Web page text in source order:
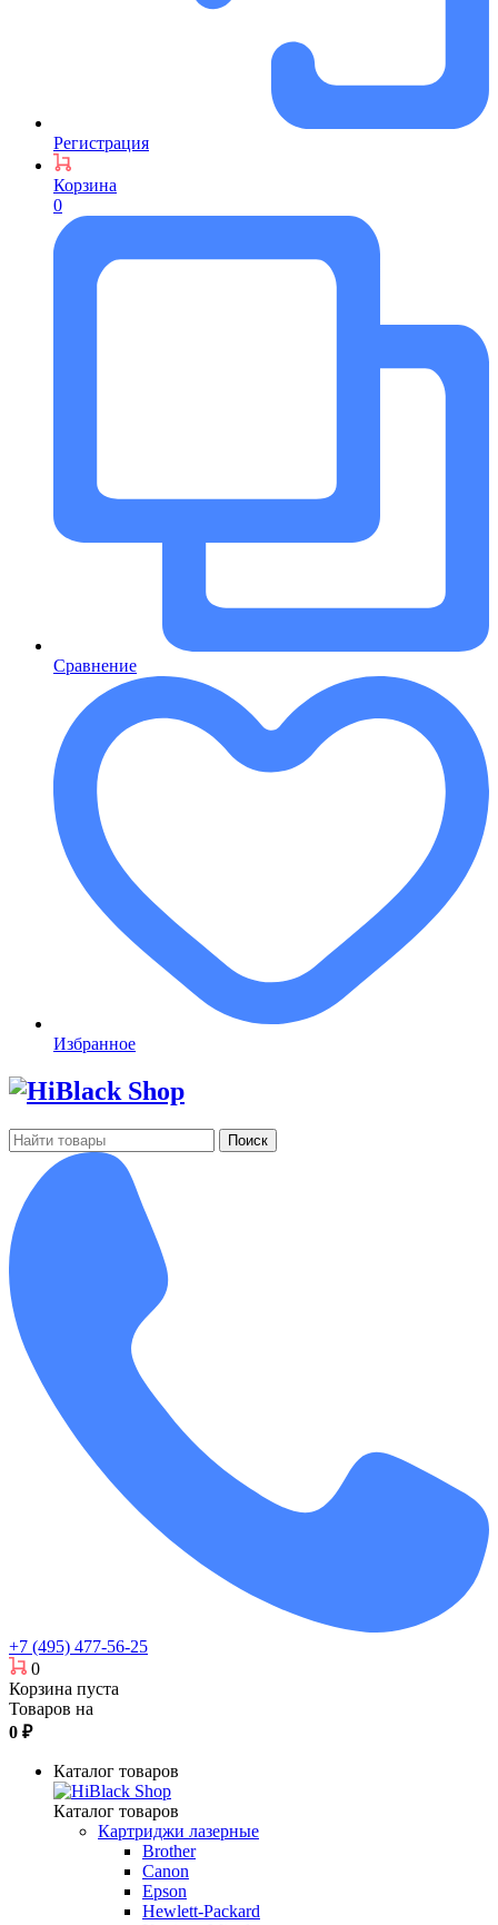
Регистрация
Корзина
0
Сравнение
Избранное
Поиск
+7 (495) 477-56-25
0
Корзина пуста
Товаров на
0 ₽
Каталог товаров
Каталог товаров
Картриджи лазерные
Brother
Canon
Epson
Hewlett-Packard